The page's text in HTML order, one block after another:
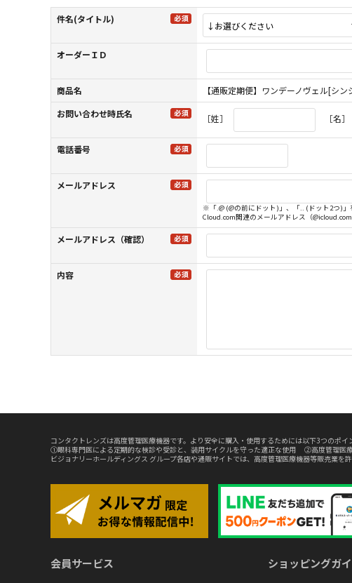
件名(タイトル)
オーダーＩＤ
商品名
【通販定期便】ワンデーノヴェル[シン
お問い合わせ時氏名
［姓］ ［名］
電話番号
メールアドレス
※「.@ (@の前にドット)」、「.. (ドット2つ)
Cloud.com関連のメールアドレス（
メールアドレス（確認）
内容
コンタクトレンズは高度管理医療機器です。より安全に購入・使用するためには以下3つのポイ
①眼科専門医による定期的な検診や受診と、装用サイクルを守った適正な使用 ②高度管理医
ビジョナリーホールディングス グループ各店や通販サイトでは、高度管理医療機器等販売業
会員サービス ショッピングガ